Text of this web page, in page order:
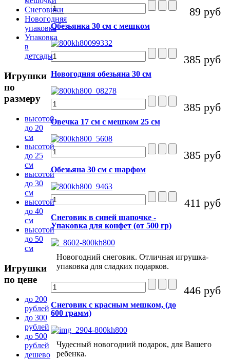
89 руб
Обезьянка 30 см с мешком
385 руб
Новогодняя обезьяна 30 см
385 руб
Овечка 17 см с мешком 25 см
385 руб
Обезьяна 30 см с шарфом
411 руб
Снеговик в синей шапочке -
Упаковка для конфет (от 500 гр)
Новогодний снеговик. Отличная игрушка-
упаковка для сладких подарков.
446 руб
Снеговик с красным мешком, (до
600 грамм)
Чудесный новогодний подарок, для Вашего
ребенка.
Снеговики
Новогодняя
упаковка
Упаковка
в
детсады
Игрушки
по
размеру
высотой
до 20
см
высотой
до 25
см
высотой
до 30
см
высотой
до 40
см
высотой
до 50
см
Игрушки
по цене
до 200
рублей
до 300
рублей
до 500
рублей
дешево